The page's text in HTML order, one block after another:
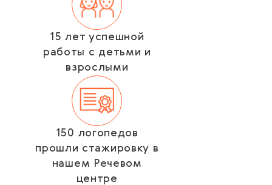
15 лет успешной
работы с детьми и
взрослыми
150 логопедов
прошли стажировку в
нашем Речевом
центре